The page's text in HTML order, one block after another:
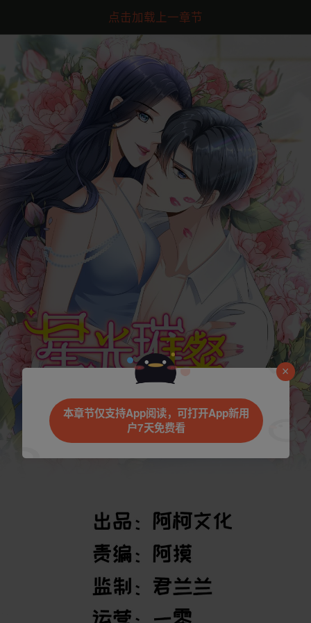
点击加载上一章节
本章节仅支持App阅读，可打开App新用
户7天免费看
是否前往腾漫App继续阅读
立即前往